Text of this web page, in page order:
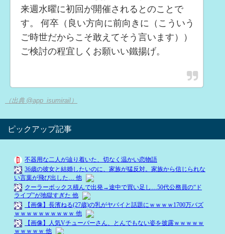
来週水曜に初回が開催されるとのことで
す。 何卒（良い方向に前向きに（こういう
ご時世だからこそ敢えてそう言います））
ご検討の程宜しくお願いい鐵揚げ。
（出典 @app_isumirail）
ピックアップ記事